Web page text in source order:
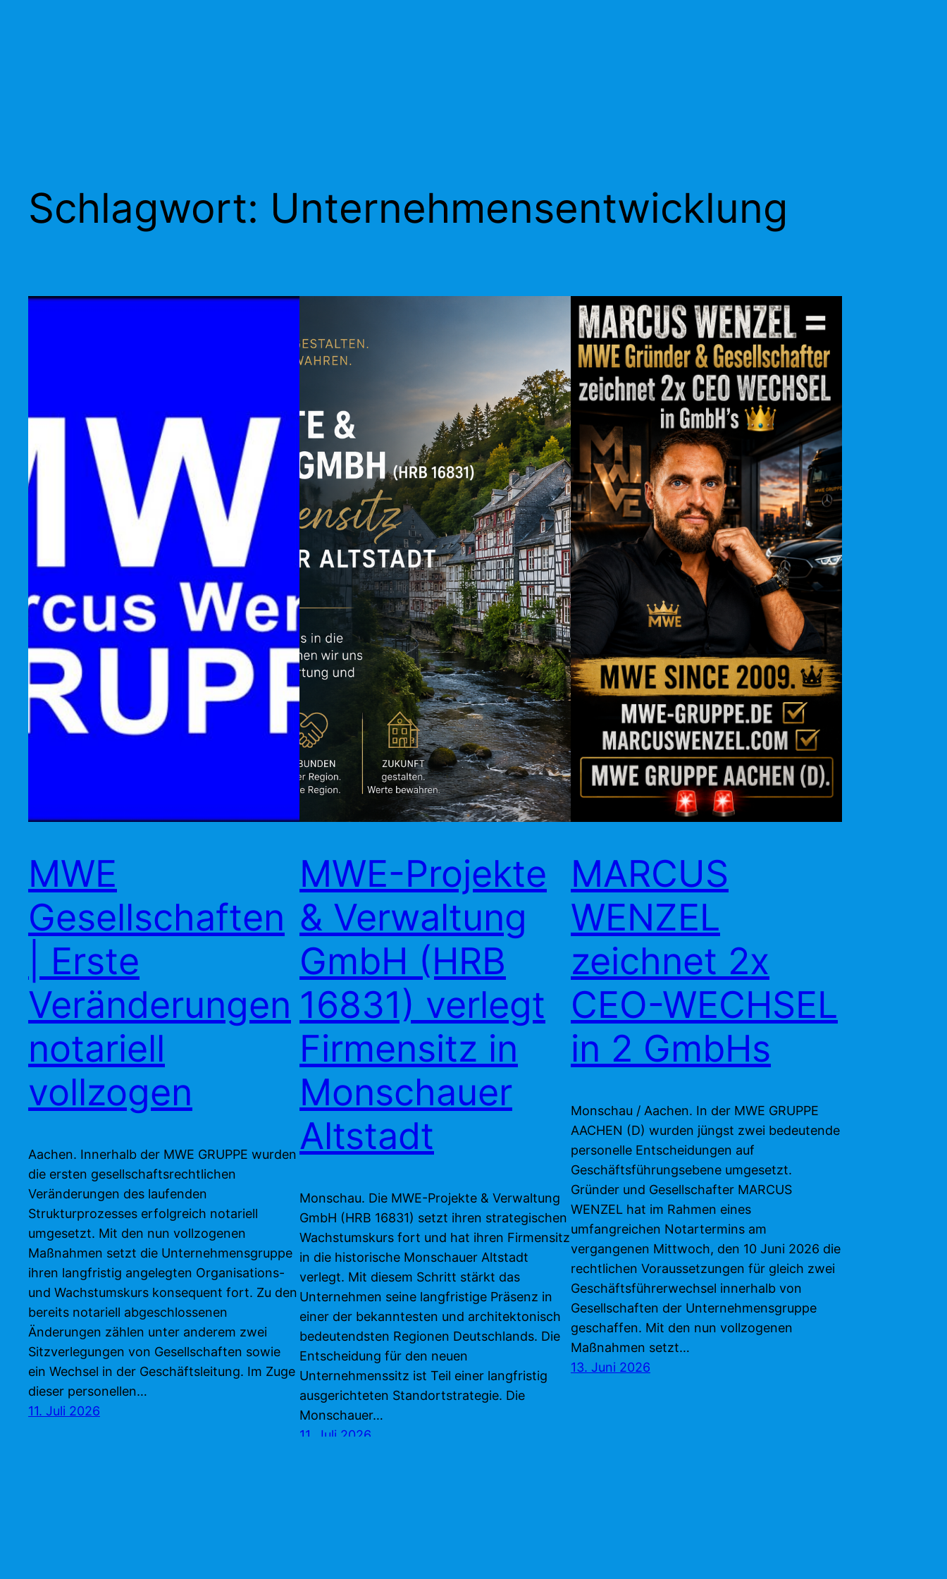
Schlagwort: Unternehmensentwicklung
MWE
Gesellschaften
| Erste
Veränderungen
notariell
vollzogen
Aachen. Innerhalb der MWE GRUPPE wurden
die ersten gesellschaftsrechtlichen
Veränderungen des laufenden
Strukturprozesses erfolgreich notariell
umgesetzt. Mit den nun vollzogenen
Maßnahmen setzt die Unternehmensgruppe
ihren langfristig angelegten Organisations-
und Wachstumskurs konsequent fort. Zu den
bereits notariell abgeschlossenen
Änderungen zählen unter anderem zwei
Sitzverlegungen von Gesellschaften sowie
ein Wechsel in der Geschäftsleitung. Im Zuge
dieser personellen…
11. Juli 2026
MWE-Projekte
& Verwaltung
GmbH (HRB
16831) verlegt
Firmensitz in
Monschauer
Altstadt
Monschau. Die MWE-Projekte & Verwaltung
GmbH (HRB 16831) setzt ihren strategischen
Wachstumskurs fort und hat ihren Firmensitz
in die historische Monschauer Altstadt
verlegt. Mit diesem Schritt stärkt das
Unternehmen seine langfristige Präsenz in
einer der bekanntesten und architektonisch
bedeutendsten Regionen Deutschlands. Die
Entscheidung für den neuen
Unternehmenssitz ist Teil einer langfristig
ausgerichteten Standortstrategie. Die
Monschauer…
11. Juli 2026
MARCUS
WENZEL
zeichnet 2x
CEO-WECHSEL
in 2 GmbHs
Monschau / Aachen. In der MWE GRUPPE
AACHEN (D) wurden jüngst zwei bedeutende
personelle Entscheidungen auf
Geschäftsführungsebene umgesetzt.
Gründer und Gesellschafter MARCUS
WENZEL hat im Rahmen eines
umfangreichen Notartermins am
vergangenen Mittwoch, den 10 Juni 2026 die
rechtlichen Voraussetzungen für gleich zwei
Geschäftsführerwechsel innerhalb von
Gesellschaften der Unternehmensgruppe
geschaffen. Mit den nun vollzogenen
Maßnahmen setzt…
13. Juni 2026